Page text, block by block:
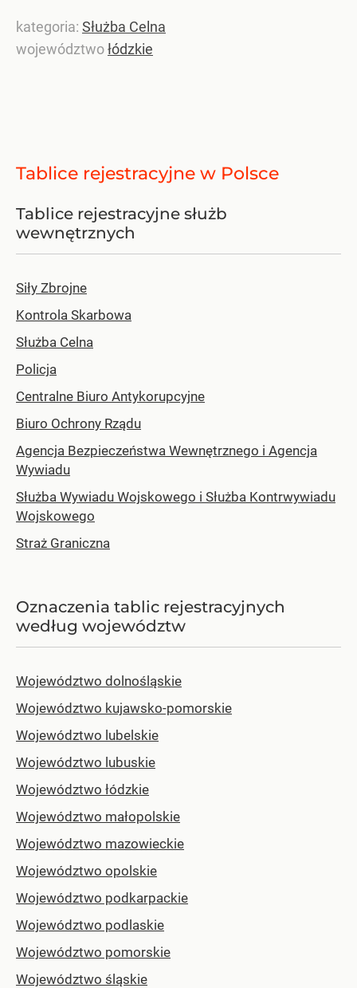
kategoria: Służba Celna
województwołódzkie
Tablice rejestracyjne w Polsce
Tablice rejestracyjne służb
wewnętrznych
Siły Zbrojne
Kontrola Skarbowa
Służba Celna
Policja
Centralne Biuro Antykorupcyjne
Biuro Ochrony Rządu
Agencja Bezpieczeństwa Wewnętrznego i Agencja
Wywiadu
Służba Wywiadu Wojskowego i Służba Kontrwywiadu
Wojskowego
Straż Graniczna
Oznaczenia tablic rejestracyjnych
według województw
Województwo dolnośląskie
Województwo kujawsko-pomorskie
Województwo lubelskie
Województwo lubuskie
Województwo łódzkie
Województwo małopolskie
Województwo mazowieckie
Województwo opolskie
Województwo podkarpackie
Województwo podlaskie
Województwo pomorskie
Województwo śląskie